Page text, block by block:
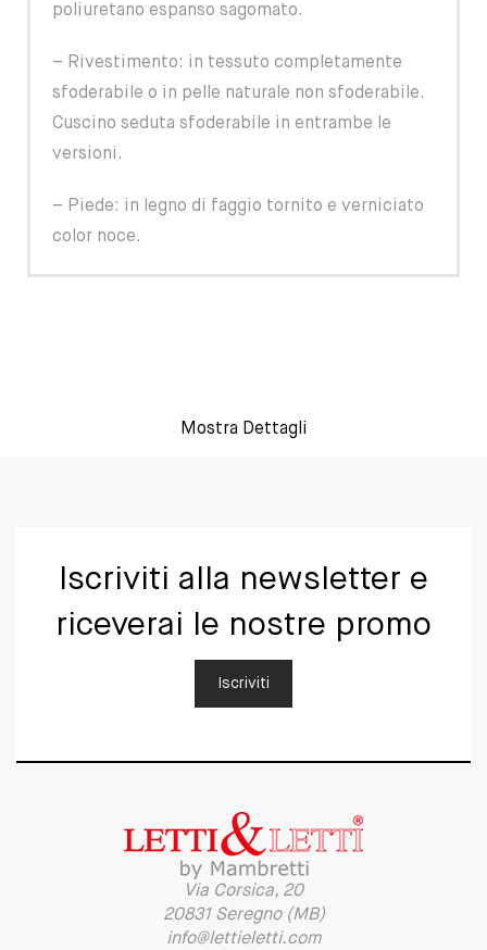
poliuretano espanso sagomato.
– Rivestimento: in tessuto completamente
sfoderabile o in pelle naturale non sfoderabile.
Cuscino seduta sfoderabile in entrambe le
versioni.
– Piede: in legno di faggio tornito e verniciato
color noce.
Mostra Dettagli
Iscriviti alla newsletter e
riceverai le nostre promo
Iscriviti
Via Corsica, 20
20831 Seregno (MB)
info@lettieletti.com